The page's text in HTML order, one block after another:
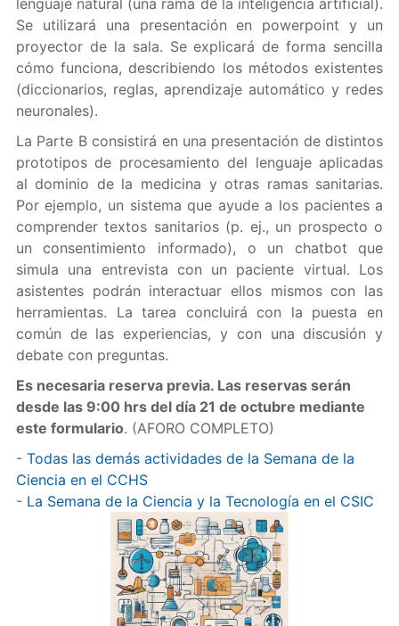
lenguaje natural (una rama de la inteligencia artificial).
Se utilizará una presentación en powerpoint y un
proyector de la sala. Se explicará de forma sencilla
cómo funciona, describiendo los métodos existentes
(diccionarios, reglas, aprendizaje automático y redes
neuronales).
La Parte B consistirá en una presentación de distintos
prototipos de procesamiento del lenguaje aplicadas
al dominio de la medicina y otras ramas sanitarias.
Por ejemplo, un sistema que ayude a los pacientes a
comprender textos sanitarios (p. ej., un prospecto o
un consentimiento informado), o un chatbot que
simula una entrevista con un paciente virtual. Los
asistentes podrán interactuar ellos mismos con las
herramientas. La tarea concluirá con la puesta en
común de las experiencias, y con una discusión y
debate con preguntas.
Es necesaria reserva previa. Las reservas serán
desde las 9:00 hrs del día 21 de octubre mediante
este formulario. (AFORO COMPLETO)
- Todas las demás actividades de la Semana de la
Ciencia en el CCHS
- La Semana de la Ciencia y la Tecnología en el CSIC